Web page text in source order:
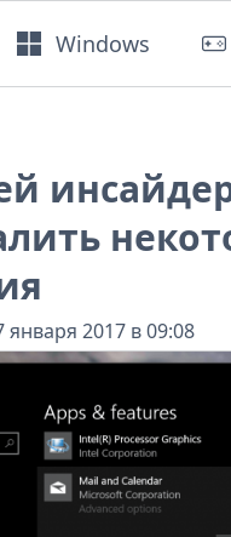
Windows
января 2017 в 09:08